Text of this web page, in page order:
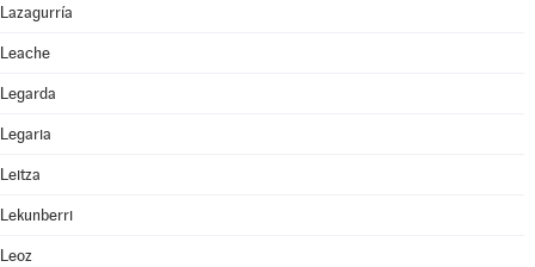
Lazagurría
Leache
Legarda
Legaria
Leitza
Lekunberri
Leoz